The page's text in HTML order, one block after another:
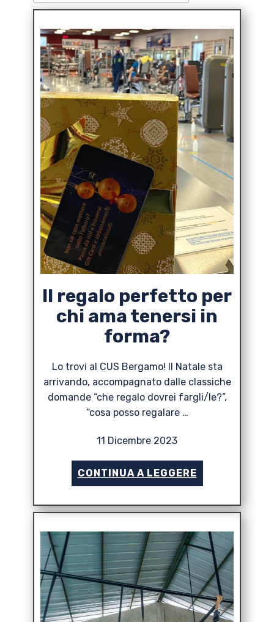
Il regalo perfetto per
chi ama tenersi in
forma?
Lo trovi al CUS Bergamo! Il Natale sta
arrivando, accompagnato dalle classiche
domande “che regalo dovrei fargli/le?”,
“cosa posso regalare …
11 Dicembre 2023
CONTINUA A LEGGERE